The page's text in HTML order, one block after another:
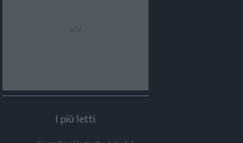
I più letti